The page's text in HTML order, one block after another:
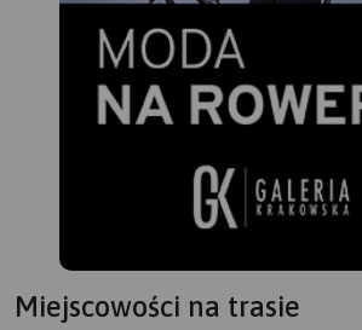
Miejscowości na trasie